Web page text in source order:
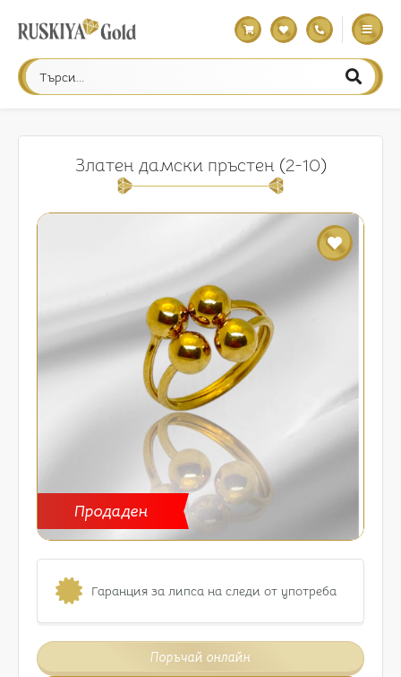
Златен дамски пръстен (2-10)
Продаден
Гаранция за липса на следи от употреба
Поръчай онлайн